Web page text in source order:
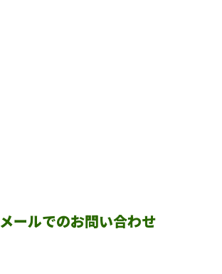
メールでのお問い合わせ